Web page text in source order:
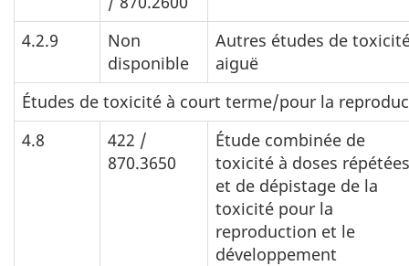
4.2.9
Non
disponible
Autres études de
aiguë
Études de toxicité à court terme/pour la
4.8
422 /
870.3650
Étude combinée de
toxicité à doses répétées
et de dépistage de la
toxicité pour la
reproduction et le
développement